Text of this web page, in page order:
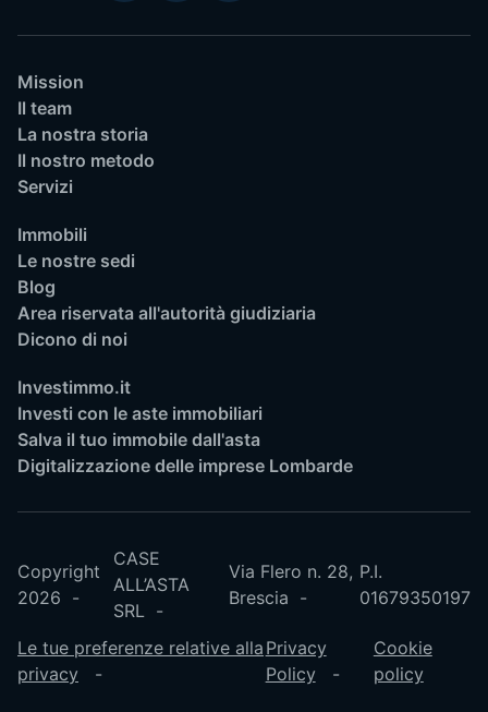
Mission
Il team
La nostra storia
Il nostro metodo
Servizi
Immobili
Le nostre sedi
Blog
Area riservata all'autorità giudiziaria
Dicono di noi
Investimmo.it
Investi con le aste immobiliari
Salva il tuo immobile dall'asta
Digitalizzazione delle imprese Lombarde
Copyright
2026
CASE
ALL’ASTA
SRL
Via Flero n. 28,
Brescia
P.I.
01679350197
Le tue preferenze relative alla
privacy
Privacy
Policy
Cookie
policy